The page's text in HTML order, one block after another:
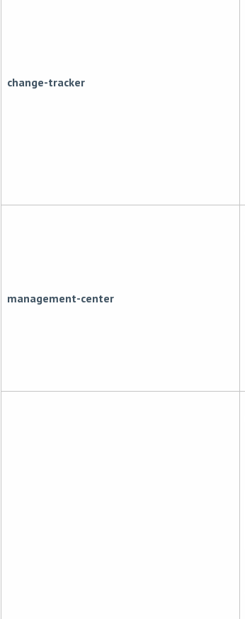
change-tracker
management-center